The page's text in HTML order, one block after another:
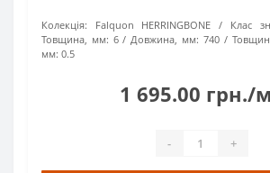
Колекція: Falquon HERRINGBONE Клас
Товщина, мм: 6 Довжина, мм: 740
мм: 0.5
1 695.00 грн./
- +